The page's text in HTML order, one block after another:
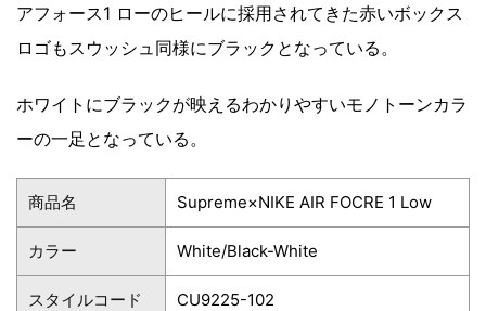
アフォース1 ローのヒールに採用されてきた赤いボックス
ロゴもスウッシュ同様にブラックとなっている。
ホワイトにブラックが映えるわかりやすいモノトーンカラ
ーの一足となっている。
商品名 Supreme×NIKE AIR FOCRE 1 Low
カラー White/Black-White
スタイルコード CU9225-102